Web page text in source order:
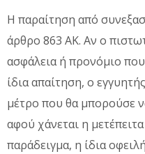
Η παραίτηση από
άρθρο 863 ΑΚ. Αν ο
ασφάλεια ή προνόμιο
ίδια απαίτηση, ο
μέτρο που θα μπορούσε
αφού χάνεται η
παράδειγμα, η ίδια